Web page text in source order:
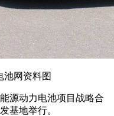
池网资料图
源动力电池项目战略合
基地举行。